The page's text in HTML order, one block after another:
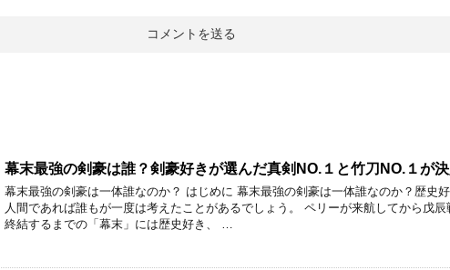
幕末最強の剣豪は誰？剣豪好きが選んだ真剣NO.１と竹刀NO.１が決
幕末最強の剣豪は一体誰なのか？ はじめに 幕末最強の剣豪は一体誰なのか？歴史
人間であれば誰もが一度は考えたことがあるでしょう。 ペリーが来航してから戊辰
終結するまでの「幕末」には歴史好き、 …